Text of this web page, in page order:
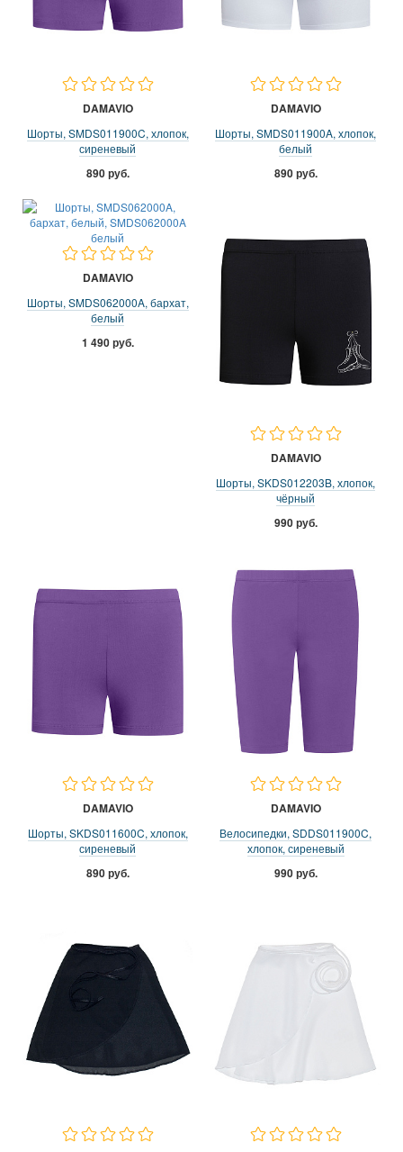
DAMAVIO
Шорты, SMDS011900C, хлопок,
сиреневый
890 руб.
DAMAVIO
Шорты, SMDS011900A, хлопок,
белый
890 руб.
DAMAVIO
Шорты, SMDS062000A, бархат,
белый
1 490 руб.
DAMAVIO
Шорты, SKDS012203B, хлопок,
чёрный
990 руб.
DAMAVIO
Шорты, SKDS011600C, хлопок,
сиреневый
890 руб.
DAMAVIO
Велосипедки, SDDS011900C,
хлопок, сиреневый
990 руб.